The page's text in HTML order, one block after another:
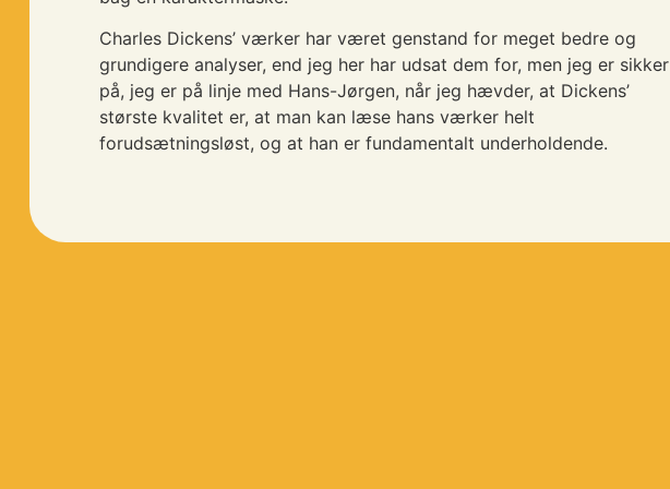
Charles Dickens’ værker har været genstand for meget bedre og
grundigere analyser, end jeg her har udsat dem for, men jeg er sikker
på, jeg er på linje med Hans-Jørgen, når jeg hævder, at Dickens’
største kvalitet er, at man kan læse hans værker helt
forudsætningsløst, og at han er fundamentalt underholdende.